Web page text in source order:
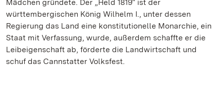
Mädchen gründete. Der „Held 1819“ ist der
württembergischen König Wilhelm I., unter dessen
Regierung das Land eine konstitutionelle Monarchie, ein
Staat mit Verfassung, wurde, außerdem schaffte er die
Leibeigenschaft ab, förderte die Landwirtschaft und
schuf das Cannstatter Volksfest.